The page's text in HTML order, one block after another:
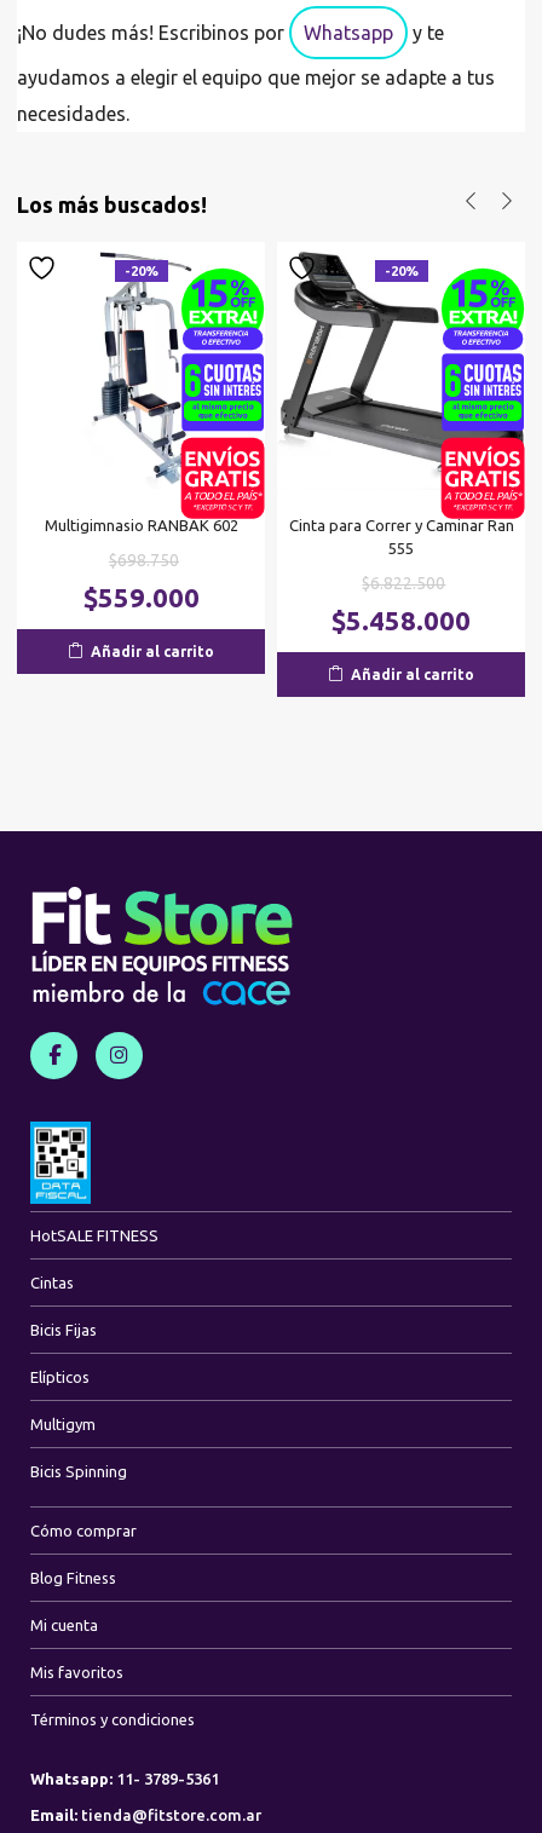
¡No dudes más! Escribinos por Whatsapp y te
ayudamos a elegir el equipo que mejor se adapte a tus
necesidades.
Los más buscados!
-20%
Multigimnasio RANBAK 602
$698.750El
precio
original
era:
$559.000
es:
$559.000.
Añadir al carrito
-20%
Cinta para Correr y Caminar Ran
555
$6.822.500El
precio
original
era:
$5.458.000
Añadir al carrito
HotSALE FITNESS
Cintas
Bicis Fijas
Elípticos
Multigym
Bicis Spinning
Cómo comprar
Blog Fitness
Mi cuenta
Mis favoritos
Términos y condiciones
Whatsapp: 11- 3789-5361
Email: tienda@fitstore.com.ar